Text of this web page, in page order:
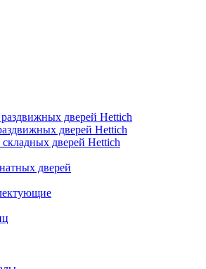
дверей Hettich
дверей Hettich
дверей Hettich
дверей